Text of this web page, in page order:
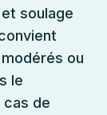
soulage
ou
le
cas de